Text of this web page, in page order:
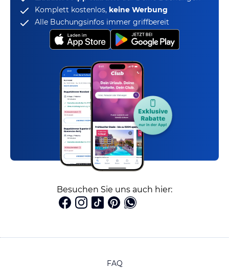
Komplett kostenlos, keine Werbung
Alle Buchungsinfos immer griffbereit
Besuchen Sie uns auch hier:
FAQ